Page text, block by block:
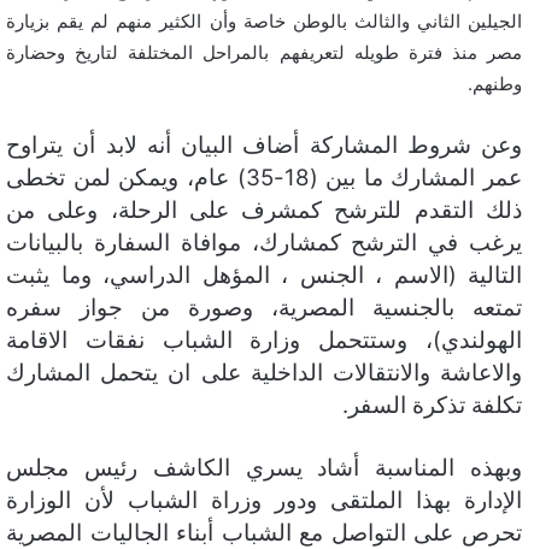
الجيلين الثاني والثالث بالوطن خاصة وأن الكثير منهم لم يقم بزيارة
مصر منذ فترة طويله لتعريفهم بالمراحل المختلفة لتاريخ وحضارة
وطنهم.
وعن شروط المشاركة أضاف البيان أنه لابد أن يتراوح
عمر المشارك ما بين (18-35) عام، ويمكن لمن تخطى
ذلك التقدم للترشح كمشرف على الرحلة، وعلى من
يرغب في الترشح كمشارك، موافاة السفارة بالبيانات
التالية (الاسم ، الجنس ، المؤهل الدراسي، وما يثبت
تمتعه بالجنسية المصرية، وصورة من جواز سفره
الهولندي)، وستتحمل وزارة الشباب نفقات الاقامة
والاعاشة والانتقالات الداخلية على ان يتحمل المشارك
تكلفة تذكرة السفر.
وبهذه المناسبة أشاد يسري الكاشف رئيس مجلس
الإدارة بهذا الملتقى ودور وزراة الشباب لأن الوزارة
تحرص على التواصل مع الشباب أبناء الجاليات المصرية